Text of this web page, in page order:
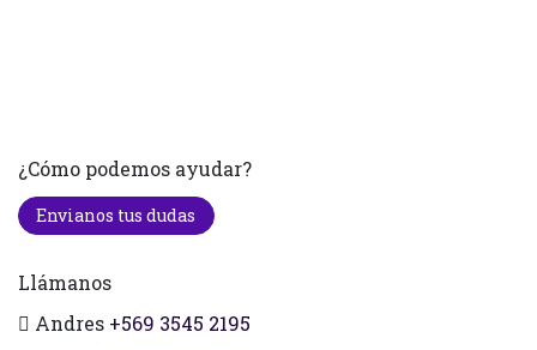
¿Cómo podemos ayudar?
Envianos tus dudas
Llámanos
Andres +569 3545 2195